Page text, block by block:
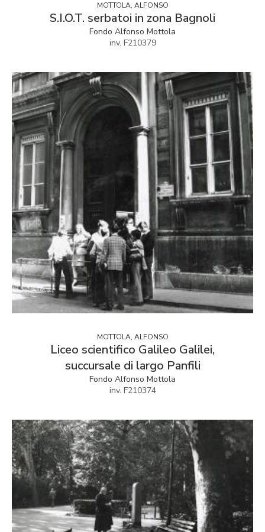
MOTTOLA, ALFONSO
S.I.O.T. serbatoi in zona Bagnoli
Fondo Alfonso Mottola
inv. F210379
MOTTOLA, ALFONSO
Liceo scientifico Galileo Galilei,
succursale di largo Panfili
Fondo Alfonso Mottola
inv. F210374